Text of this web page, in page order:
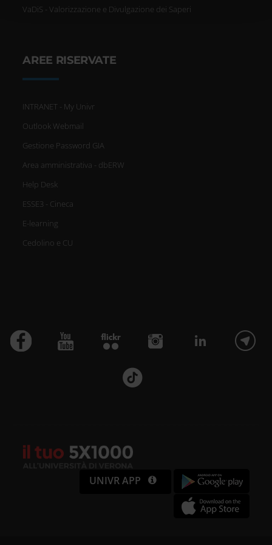
con altre informazioni che hai fornito loro o che hanno
VaDiS - Valorizzazione e Divulgazione dei Saperi
AREE RISERVATE
INTRANET - My Univr
Outlook Webmail
Gestione Password GIA
Area amministrativa - dbERW
Help Desk
ESSE3 - Cineca
E-learning
Cedolino e CU
UNIVR APP